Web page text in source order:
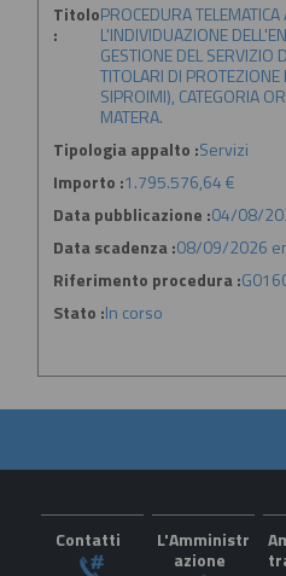
Titolo
:
PROCEDURA TELEMATICA
L'INDIVIDUAZIONE
GESTIONE DEL SERVIZIO
TITOLARI DI
SIPROIMI), CATEGORIA
MATERA.
Tipologia appalto :Servizi
Importo :1.795.576,64 €
Data pubblicazione :04/08/
Data scadenza :08/09/2026
Riferimento procedura :
Stato :In corso
Contatti
L'Amministr
azione